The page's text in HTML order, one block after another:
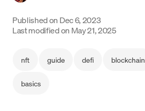
Published on Dec 6, 2023
Last modified on May 21, 2025
nft guide defi blockchain
basics